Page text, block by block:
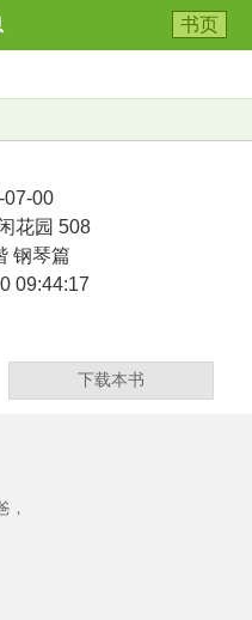
书页
07-00
花园 508
钢琴篇
09:44:17
下载本书
，